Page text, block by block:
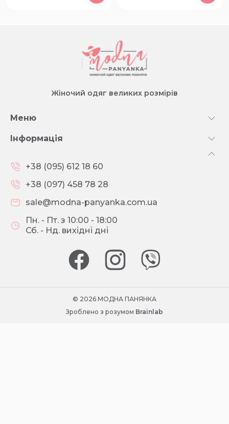
Жіночий одяг великих розмірів
Меню
Інформація
+38 (095) 612 18 60
+38 (097) 458 78 28
sale@modna-panyanka.com.ua
Пн. - Пт. з 10:00 - 18:00
Сб. - Нд. вихідні дні
© 2026 МОДНА ПАНЯНКА
Зроблено з розумом Brainlab